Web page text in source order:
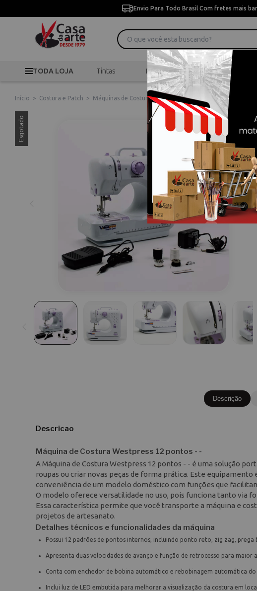
Envio Para Todo Brasil Com fretes mais
TODA LOJA Tintas Pincéis Desenho
Início > Costura e Patch > Máquinas de Costura > Máquina de Costura Westpress 12
Esgotado
Descrição
Descricao
Máquina de Costura Westpress 12 pontos - -
A Máquina de Costura Westpress 12 pontos - - é uma solução
roupas ou criar novas peças de forma prática. Este
conveniência de um modelo doméstico com funções que
O modelo oferece versatilidade no uso, pois funciona tanto via
Essa característica permite que você transporte a máquina e
projetos de artesanato.
Detalhes técnicos e funcionalidades da máquina
Possui 12 padrões de pontos internos, incluindo ponto reto, zig zag,
Apresenta duas velocidades de avanço e função de retrocesso para maior
Conta com enchedor de bobina automático e rebobinagem automática
Inclui luz de LED embutida para melhorar a visualização da costura em